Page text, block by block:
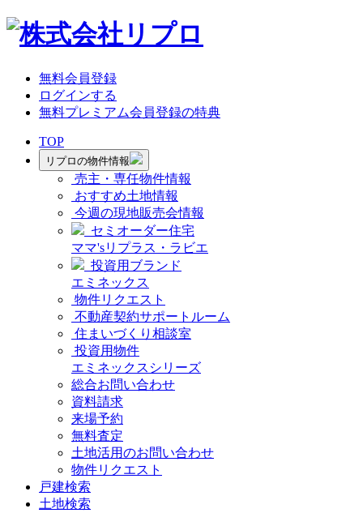
無料会員登録
ログインする
無料プレミアム会員登録の特典
TOP
リプロの物件情報
売主・専任物件情報
おすすめ土地情報
今週の現地販売会情報
セミオーダー住宅
ママ'sリプラス・ラビエ
投資用ブランド
エミネックス
物件リクエスト
不動産契約サポートルーム
住まいづくり相談室
投資用物件
エミネックスシリーズ
総合お問い合わせ
資料請求
来場予約
無料査定
土地活用のお問い合わせ
物件リクエスト
戸建検索
土地検索